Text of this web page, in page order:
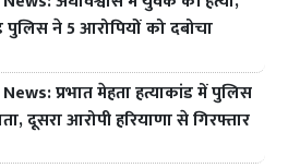
पुलिस ने 5 आरोपियों को दबोचा
प्रभात मेहता हत्याकांड में पुलिस
दूसरा आरोपी हरियाणा से गिरफ्तार